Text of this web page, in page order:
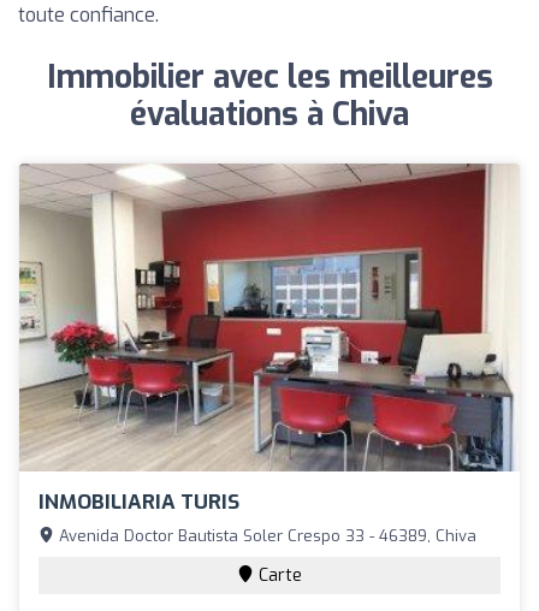
toute confiance.
Immobilier avec les meilleures
évaluations à Chiva
INMOBILIARIA TURIS
Avenida Doctor Bautista Soler Crespo 33 - 46389, Chiva
Carte